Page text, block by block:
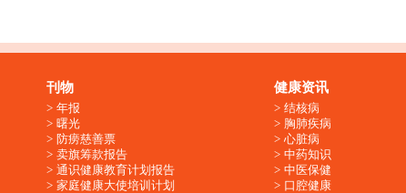
刊物
年报
曙光
防痨慈善票
卖旗筹款报告
通识健康教育计划报告
家庭健康大使培训计划
健康资讯
结核病
胸肺疾病
心脏病
中药知识
中医保健
口腔健康